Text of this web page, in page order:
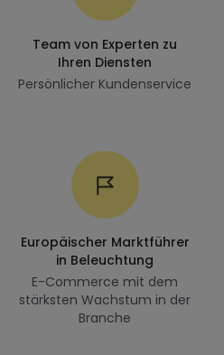
Team von Experten zu
Ihren Diensten
Persönlicher Kundenservice
Europäischer Marktführer
in Beleuchtung
E-Commerce mit dem
stärksten Wachstum in der
Branche